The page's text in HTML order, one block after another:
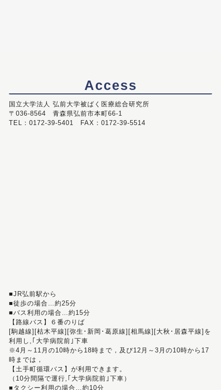
Access
国立大学法人 弘前大学被ばく医療総合研究所
〒036-8564 青森県弘前市本町66-1
TEL：0172-39-5401 FAX：0172-39-5514
■JR弘前駅から
■徒歩の場合…約25分
■バス利用の場合…約15分
【路線バス】６番のりば
[駒越線][枯木平線][弥生･新岡･葛原線][相馬線][大秋･居森平線]を
利用し,｢大学病院前｣下車
※4月～11月の10時から18時まで，及び12月～3月の10時から17
時までは，
【土手町循環バス】が利用できます。
（10分間隔で運行,｢大学病院前｣下車）
■タクシー利用の場合…約10分